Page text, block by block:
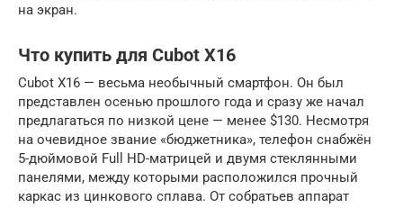
на экран.
Что купить для Cubot X16
Cubot X16 — весьма необычный смартфон. Он был
представлен осенью прошлого года и сразу же начал
предлагаться по низкой цене — менее $130. Несмотря
на очевидное звание «бюджетника», телефон снабжён
5-дюймовой Full HD-матрицей и двумя стеклянными
панелями, между которыми расположился прочный
каркас из цинкового сплава. От собратьев аппарат